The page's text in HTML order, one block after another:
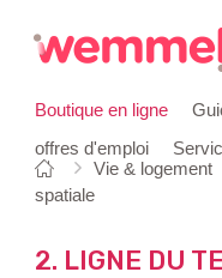
Boutique en ligne
offres d'emploi
Vous
êtes
Page
de
Vie & logement
spatiale
2. LIGNE DU